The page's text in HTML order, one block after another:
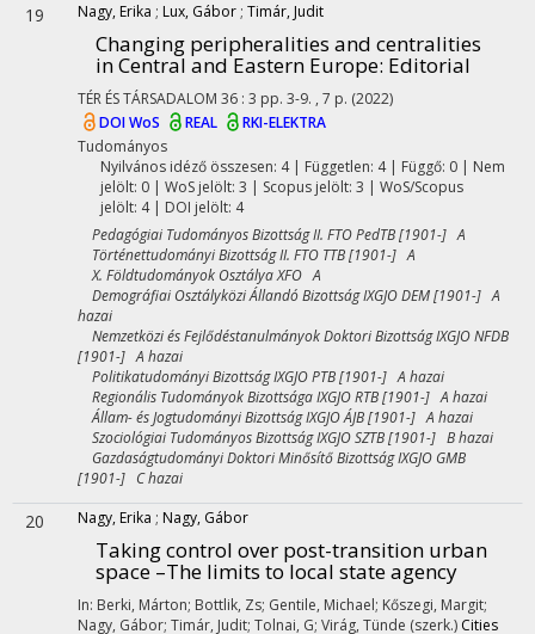
19 Nagy, Erika ; Lux, Gábor ; Timár, Judit
Changing peripheralities and centralities
in Central and Eastern Europe: Editorial
TÉR ÉS TÁRSADALOM 36 : 3 pp. 3-9. , 7 p. (2022)
DOIWoS REAL
RKI-ELEKTRA
Tudományos
Nyilvános idéző összesen: 4| Független: 4 | Függő: 0 | Nem
jelölt: 0 | WoS jelölt: 3 | Scopus jelölt: 3 | WoS/Scopus
jelölt: 4 | DOI jelölt: 4
Pedagógiai Tudományos Bizottság II. FTO PedTB [1901-] A
Történettudományi Bizottság II. FTO TTB [1901-] A
X. Földtudományok Osztálya XFO A
Demográfiai Osztályközi Állandó Bizottság IXGJO DEM [1901-] A
hazai
Nemzetközi és Fejlődéstanulmányok Doktori Bizottság IXGJO NFDB
[1901-] A hazai
Politikatudományi Bizottság IXGJO PTB [1901-] A hazai
Regionális Tudományok Bizottsága IXGJO RTB [1901-] A hazai
Állam- és Jogtudományi Bizottság IXGJO ÁJB [1901-] A hazai
Szociológiai Tudományos Bizottság IXGJO SZTB [1901-] B hazai
Gazdaságtudományi Doktori Minősítő Bizottság IXGJO GMB
[1901-] C hazai
20 Nagy, Erika ; Nagy, Gábor
Taking control over post-transition urban
space –The limits to local state agency
In: Berki, Márton; Bottlik, Zs; Gentile, Michael; Kőszegi, Margit;
Nagy, Gábor; Timár, Judit; Tolnai, G; Virág, Tünde (szerk.) Cities